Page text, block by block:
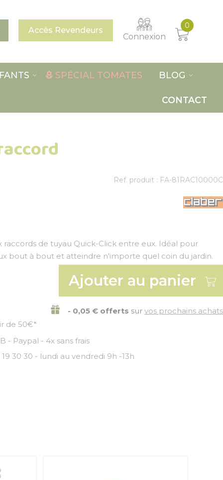
Accès Revendeurs
Connexion
0
SPÉCIAL TOMATES BLOG
CONTACT
Ref. produit : FA-81RAC10000C
de tuyau Quick-Click entre eux. Idéal pour
bout à bout et atteindre n'importe quel coin du jardin.
Ajouter au panier
- 0,05 € offerts sur vos prochains achats
de 50€*
- Paypal - 4x sans frais
30 30 - lundi au vendredi 9h -13h